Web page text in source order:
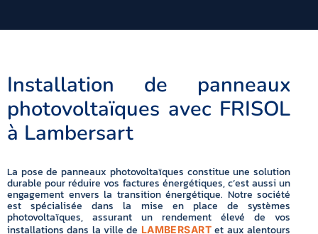
Installation de panneaux
photovoltaïques avec FRISOL
à Lambersart
La pose de panneaux photovoltaïques constitue une solution
durable pour réduire vos factures énergétiques, c’est aussi un
engagement envers la transition énergétique. Notre société
est spécialisée dans la mise en place de systèmes
photovoltaïques, assurant un rendement élevé de vos
installations dans la ville de LAMBERSARTet aux alentours